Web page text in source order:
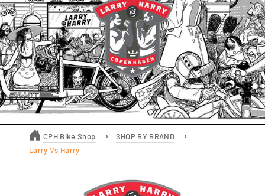
CPH Bike Shop
SHOP BY BRAND
Larry Vs Harry